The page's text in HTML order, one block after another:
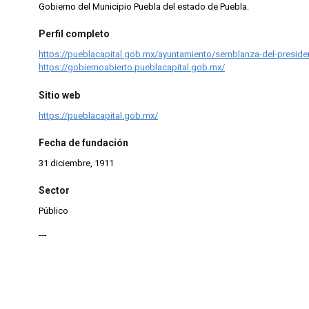
Gobierno del Municipio Puebla del estado de Puebla.
Perfil completo
https://pueblacapital.gob.mx/ayuntamiento/semblanza-del-
https://gobiernoabierto.pueblacapital.gob.mx/
Sitio web
https://pueblacapital.gob.mx/
Fecha de fundación
31 diciembre, 1911
Sector
Público
---